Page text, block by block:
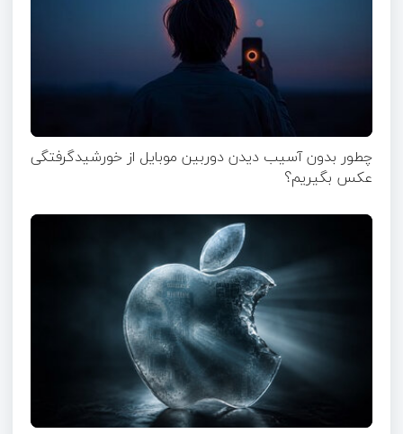
چطور بدون آسیب دیدن دوربین موبایل از خورشیدگرفتگی
عکس بگیریم؟